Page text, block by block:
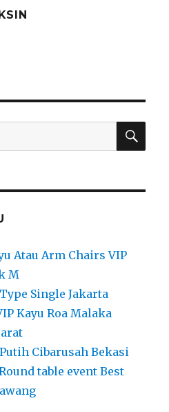
Atau Arm Chairs VIP
M
Single Jakarta
Kayu Roa Malaka
Cibarusah Bekasi
table event Best